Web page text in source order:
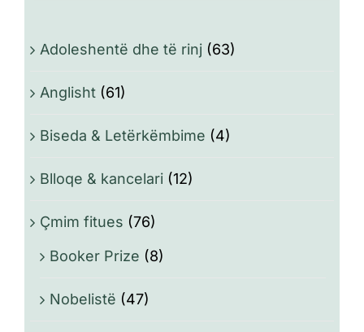
Adoleshentë dhe të rinj (63)
Anglisht (61)
Biseda & Letërkëmbime (4)
Blloqe & kancelari (12)
Çmim fitues (76)
Booker Prize (8)
Nobelistë (47)